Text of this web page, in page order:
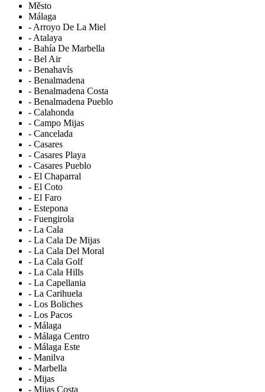
Město
Málaga
- Arroyo De La Miel
- Atalaya
- Bahía De Marbella
- Bel Air
- Benahavís
- Benalmadena
- Benalmadena Costa
- Benalmadena Pueblo
- Calahonda
- Campo Mijas
- Cancelada
- Casares
- Casares Playa
- Casares Pueblo
- El Chaparral
- El Coto
- El Faro
- Estepona
- Fuengirola
- La Cala
- La Cala De Mijas
- La Cala Del Moral
- La Cala Golf
- La Cala Hills
- La Capellania
- La Carihuela
- Los Boliches
- Los Pacos
- Málaga
- Málaga Centro
- Málaga Este
- Manilva
- Marbella
- Mijas
- Mijas Costa